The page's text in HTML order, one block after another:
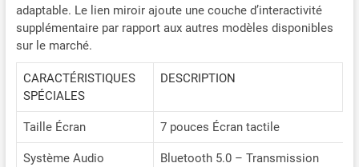
détermination précise de
l'emplacement en temps
vous guider par les haut-
avec navigation vocale.
L’écran A-pple Car Play est
compatible avec Siri et
Google Assistant pour que
adaptable. Le lien miroir ajoute une couche d’interactivité
supplémentaire par rapport aux autres modèles disponibles
sur le marché.
CARACTÉRISTIQUES
SPÉCIALES
DESCRIPTION
Taille Écran 7 pouces Écran tactile
Système Audio
Bluetooth 5.0 – Transmission